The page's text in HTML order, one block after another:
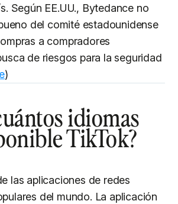
Según EE.UU., Bytedance no
del comité estadounidense
a compradores
de riesgos para la seguridad
)
idiomas
TikTok?
las aplicaciones de redes
del mundo. La aplicación